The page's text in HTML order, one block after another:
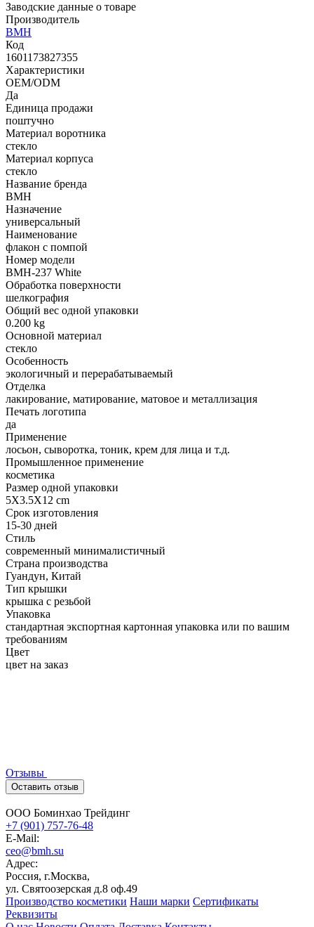
Заводские данные о товаре
Производитель
BMH
Код
1601173827355
Характеристики
OEM/ODM
Да
Единица продажи
поштучно
Материал воротника
стекло
Материал корпуса
стекло
Название бренда
BMH
Назначение
универсальный
Наименование
флакон с помпой
Номер модели
BMH-237 White
Обработка поверхности
шелкография
Общий вес одной упаковки
0.200 kg
Основной материал
стекло
Особенность
экологичный и перерабатываемый
Отделка
лакирование, матирование, матовое и металлизация
Печать логотипа
да
Применение
лосьон, сыворотка, тоник, крем для лица и т.д.
Промышленное применение
косметика
Размер одной упаковки
5X3.5X12 cm
Срок изготовления
15-30 дней
Стиль
современный минималистичный
Страна производства
Гуандун, Китай
Тип крышки
крышка с резьбой
Упаковка
стандартная экспортная картонная упаковка или по вашим
требованиям
Цвет
цвет на заказ
Отзывы
Оставить отзыв
ООО Боминхао Трейдинг
+7 (901) 757-76-48
E-Mail:
ceo@bmh.su
Адрес:
Россия, г.Москва,
ул. Святоозерская д.8 оф.49
Производство косметики Наши марки Сертификаты
Реквизиты